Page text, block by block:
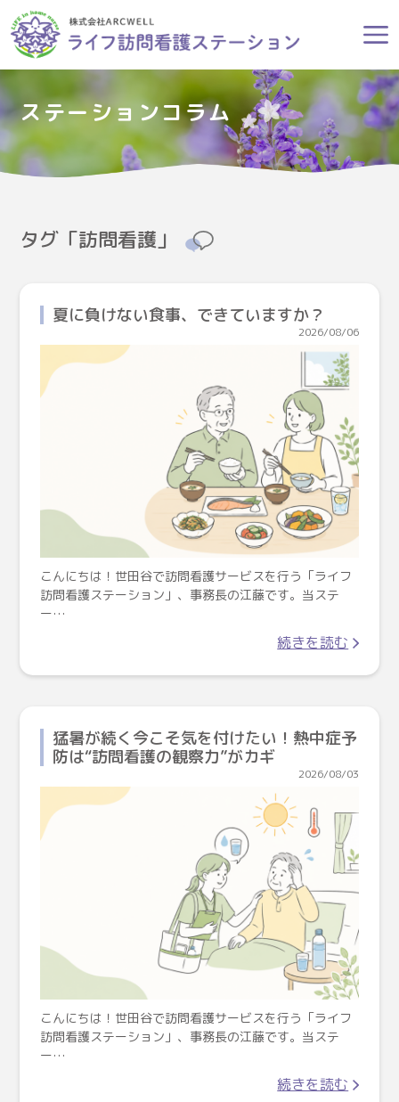
ステーションコラム
タグ「訪問看護」
夏に負けない食事、できていますか？
2026/08/06
こんにちは！世田谷で訪問看護サービスを行う「ライフ
訪問看護ステーション」、事務長の江藤です。当ステ
ー…
続きを読む
猛暑が続く今こそ気を付けたい！熱中症予
防は“訪問看護の観察力”がカギ
2026/08/03
こんにちは！世田谷で訪問看護サービスを行う「ライフ
訪問看護ステーション」、事務長の江藤です。当ステ
ー…
続きを読む